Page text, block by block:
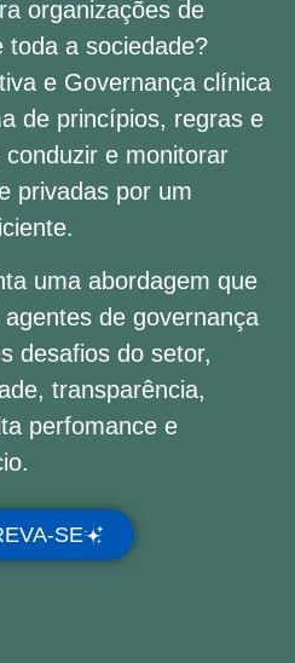
organizações de
toda a sociedade?
e Governança clínica
de princípios, regras e
e monitorar
privadas por um
uma abordagem que
de governança
desafios do setor,
transparência,
perfomance e
SE